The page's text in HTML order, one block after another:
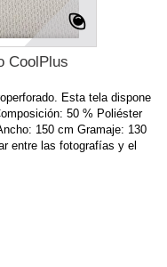
CoolPlus
Esta tela dispone
50 % Poliéster
cm Gramaje: 130
entre las fotografías y el